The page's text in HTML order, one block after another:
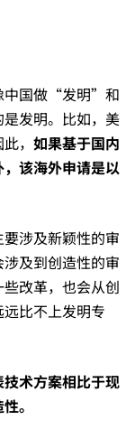
中国做“发明”和
发明。比如，美
， 如果基于国内
该海外申请是以
涉及新颖性的审
及到创造性的审
改革，也会从创
比不上发明专
术方案相比于现
。